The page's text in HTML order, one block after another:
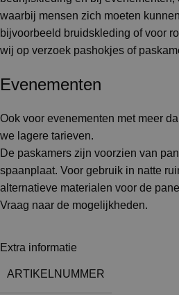
waarbij mensen zich moeten
bijvoorbeeld bruidskleding of voor
wij op verzoek pashokjes of
Evenementen
Ook voor evenementen met meer
we lagere tarieven.
De paskamers zijn voorzien van
spaanplaat. Voor gebruik in natte
alternatieve materialen voor de
Vraag naar de mogelijkheden.
Extra informatie
ARTIKELNUMMER